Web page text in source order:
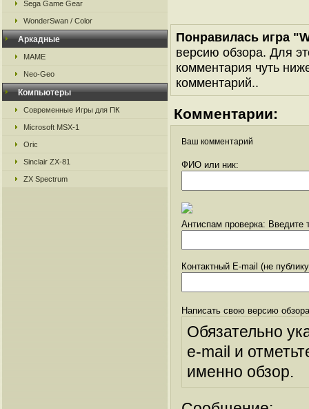
Sega Game Gear
WonderSwan / Color
Аркадные
MAME
Neo-Geo
Компьютеры
Современные Игры для ПК
Microsoft MSX-1
Oric
Sinclair ZX-81
ZX Spectrum
Понравилась игра
версию обзора. Для
комментария чуть
комментарий..
Комментарии:
Ваш комментарий
ФИО или ник:
Антиспам проверка: Введите
Контактный E-mail (не
Написать свою версию
Обязательно
e-mail и
именно обзор.